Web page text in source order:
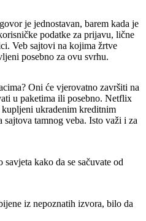
je jednostavan, barem kada je
podatke za prijavu, lične
Veb sajtovi na kojima žrtve
posebno za ovu svrhu.
Oni će vjerovatno završiti na
u paketima ili posebno. Netflix
ukradenim kreditnim
sajtova tamnog veba. Isto važi i za
kako da se sačuvate od
iz nepoznatih izvora, bilo da